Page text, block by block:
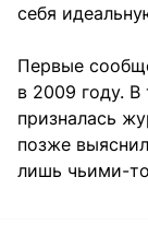
себя
Первые
в 2009 году.
призналась
позже
лишь чьими-